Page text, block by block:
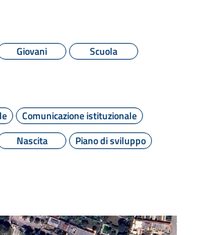
Giovani Scuola
Comunicazione istituzionale
Nascita Piano di sviluppo